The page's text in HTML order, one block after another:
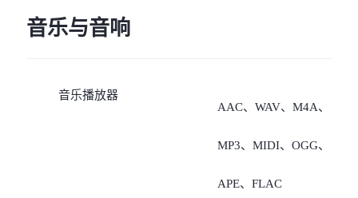
音乐与音响
音乐播放器
AAC、WAV、M4A、
MP3、MIDI、OGG、
APE、FLAC